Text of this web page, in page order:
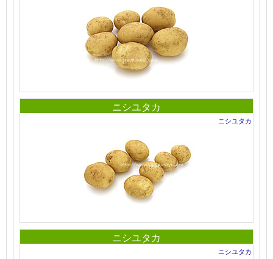
ニシユタカ
ニシユタカ
ニシユタカ
ニシユタカ